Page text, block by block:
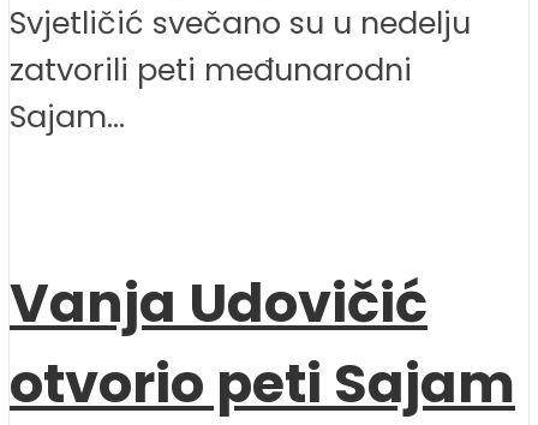
Svjetličić svečano su u nedelju
zatvorili peti međunarodni
Sajam...
Vanja Udovičić
otvorio peti Sajam